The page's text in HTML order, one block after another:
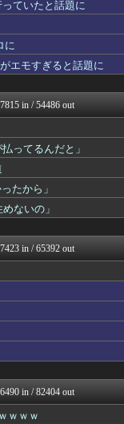
報
またここのサイト?
ュース(ﾉ∀`)
ん！
れ！ペンギン(AKB...
ァルファモザイク＠ネ...
ト速報
イガースちゃんねる
(〃'∇'〃)？
とめ-噫無情-｜嫁・...
ぇいスタジアム＠なん...
第一！ニュース録
ロッテ！
速報
芸能ニュースまとめ
たニュース
じぇいスタジアム＠なん...
PRIDE
海外の反応)
ていたと話題に
に
エモすぎると話題に
in / 54486 out
ってるんだと」
たから」
ないの」
in / 65392 out
in / 82404 out
ｗｗｗ